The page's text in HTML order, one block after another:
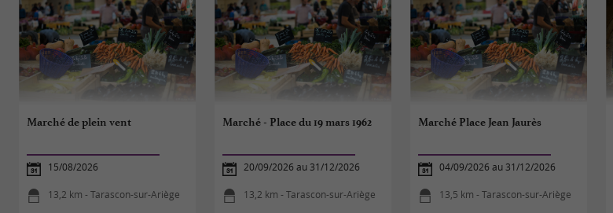
Marché de plein vent
15/08/2026
13,2 km - Tarascon-sur-Ariège
Marché - Place du 19 mars 1962
20/09/2026 au 31/12/2026
13,2 km - Tarascon-sur-Ariège
Marché Place Jean Jaurès
04/09/2026 au 31/12/2026
13,5 km - Tarascon-sur-Ariège